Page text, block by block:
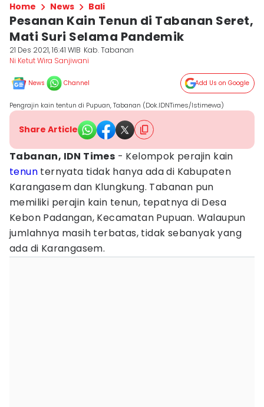
Home News Bali
Pesanan Kain Tenun di Tabanan Seret,
Mati Suri Selama Pandemik
21 Des 2021, 16:41 WIB Kab. Tabanan
Ni Ketut Wira Sanjiwani
News Channel Add Us on Google
Pengrajin kain tentun di Pupuan, Tabanan (Dok.IDNTimes/Istimewa)
Share Article
Tabanan, IDN Times - Kelompok perajin kain
tenun ternyata tidak hanya ada di Kabupaten
Karangasem dan Klungkung. Tabanan pun
memiliki perajin kain tenun, tepatnya di Desa
Kebon Padangan, Kecamatan Pupuan. Walaupun
jumlahnya masih terbatas, tidak sebanyak yang
ada di Karangasem.